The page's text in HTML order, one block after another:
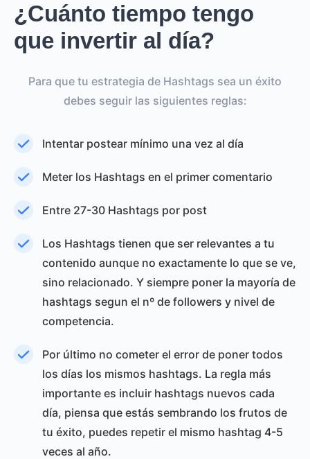
¿Cuánto tiempo tengo
que invertir al día?
Para que tu estrategia de Hashtags sea un éxito
debes seguir las siguientes reglas:
Intentar postear mínimo una vez al día
Meter los Hashtags en el primer comentario
Entre 27-30 Hashtags por post
Los Hashtags tienen que ser relevantes a tu
contenido aunque no exactamente lo que se ve,
sino relacionado. Y siempre poner la mayoría de
hashtags segun el nº de followers y nivel de
competencia.
Por último no cometer el error de poner todos
los días los mismos hashtags. La regla más
importante es incluir hashtags nuevos cada
día, piensa que estás sembrando los frutos de
tu éxito, puedes repetir el mismo hashtag 4-5
veces al año.